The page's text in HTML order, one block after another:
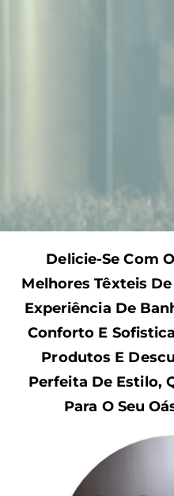
Delicie-Se Com
Melhores Têxteis
Experiência De
Conforto E
Produtos E
Perfeita De Estilo,
Para O Seu